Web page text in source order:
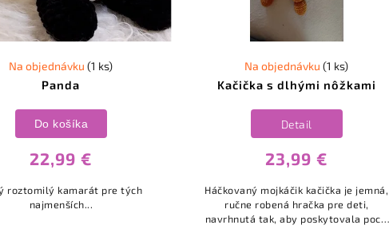
Panda
Na objednávku(1 ks)
22,99 €
Do košíka
roztomilý kamarát pre tých
najmenších...
Kačička s dlhými nôžkami
Na objednávku(1 ks)
23,99 €
Detail
Háčkovaný mojkáčik kačička je jemná,
ručne robená hračka pre deti,
navrhnutá tak, aby poskytovala pocit